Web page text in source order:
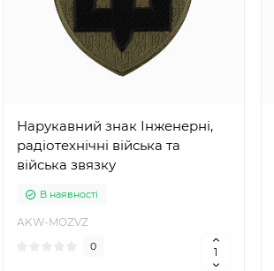
Нарукавний знак Інженерні,
радіотехнічні війська та
війська звязку
В наявності
AKW-MOZVZ
0